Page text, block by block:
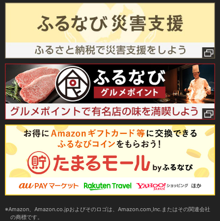
Amazon、Amazon.co.jpおよびそのロゴは、Amazon.com,Inc.またはその関連会社
の商標です。